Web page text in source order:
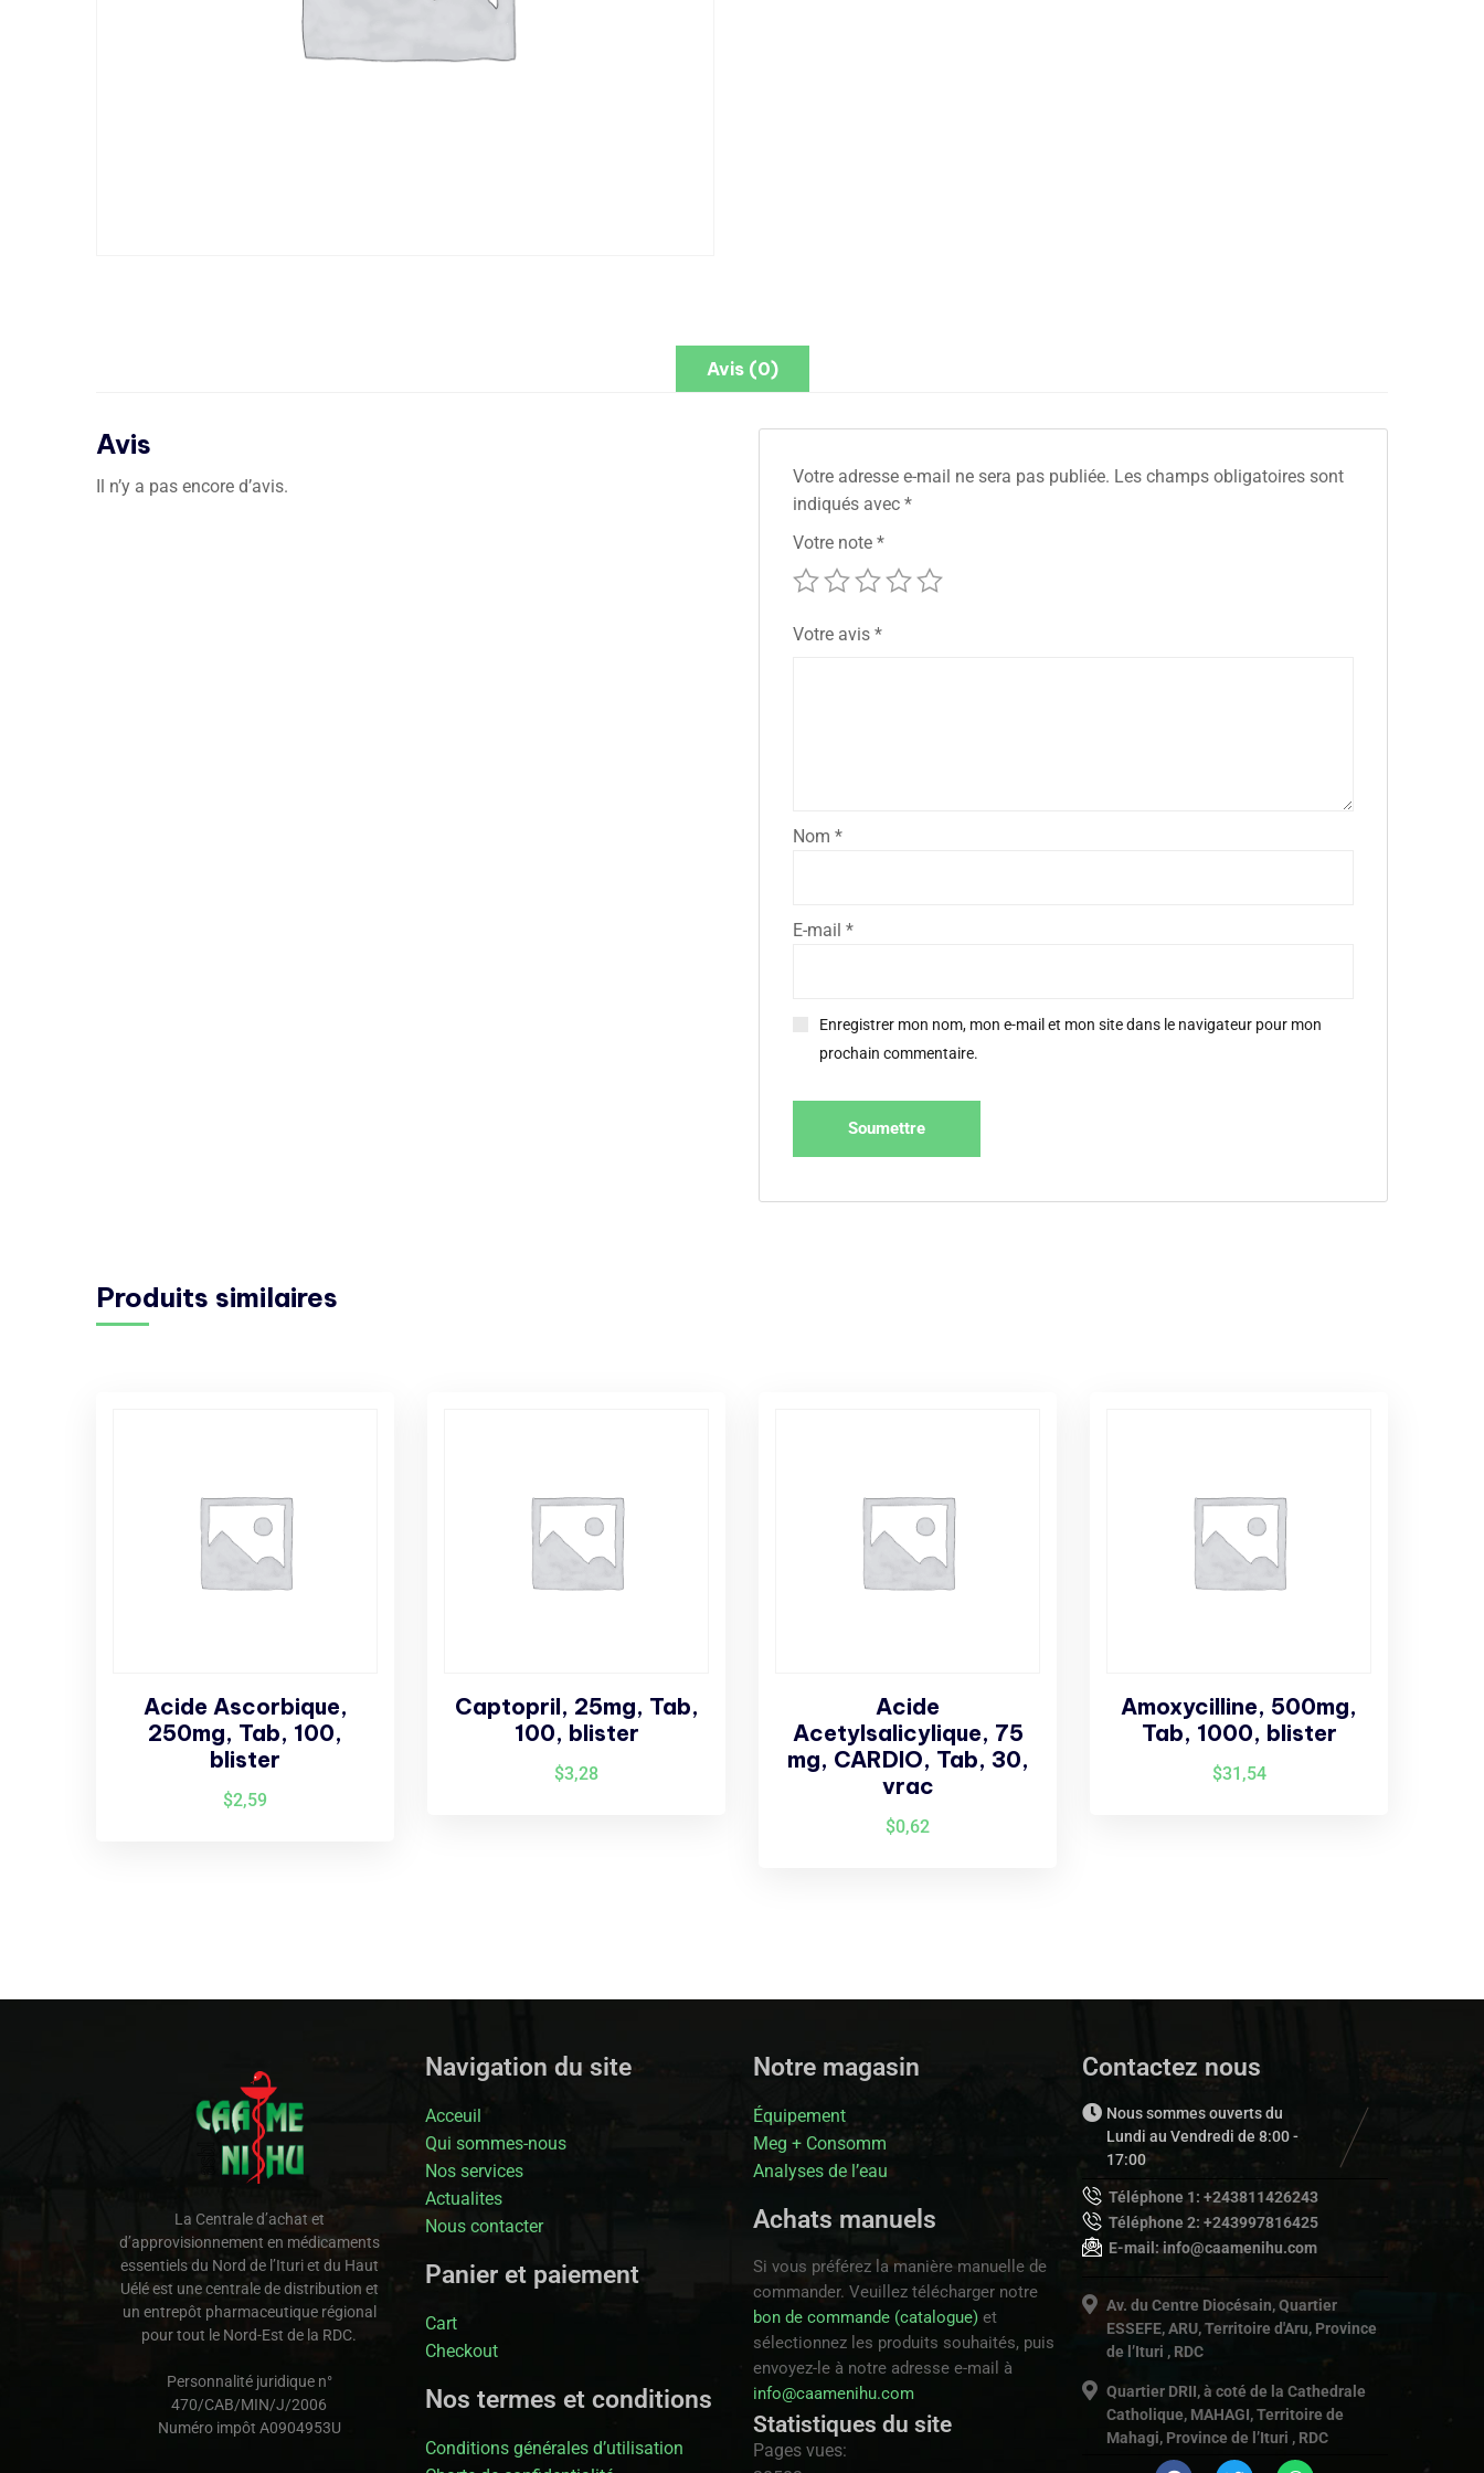
Avis (0)
Avis
Il n’y a pas encore d’avis. Votre adresse e-mail ne sera pas publiée. Les champs obligatoires sont
indiqués avec *
Votre note *
Votre avis *
Nom *
E-mail *
Enregistrer mon nom, mon e-mail et mon site dans le navigateur pour mon
prochain commentaire.
Produits similaires
Acide Ascorbique,
250mg, Tab, 100,
blister
$2,59
Captopril, 25mg, Tab,
100, blister
$3,28
Acide
Acetylsalicylique, 75
mg, CARDIO, Tab, 30,
vrac
$0,62
Amoxycilline, 500mg,
Tab, 1000, blister
$31,54
La Centrale d’achat et
d’approvisionnement en médicaments
essentiels du Nord de l’Ituri et du Haut
Uélé est une centrale de distribution et
un entrepôt pharmaceutique régional
pour tout le Nord-Est de la RDC.
Personnalité juridique n°
470/CAB/MIN/J/2006
Numéro impôt A0904953U
Navigation du site
Acceuil
Qui sommes-nous
Nos services
Actualites
Nous contacter
Panier et paiement
Cart
Checkout
Nos termes et conditions
Conditions générales d’utilisation
Notre magasin
Équipement
Meg + Consomm
Analyses de l’eau
Achats manuels
Si vous préférez la manière manuelle de
commander. Veuillez télécharger notre
bon de commande (catalogue) et
sélectionnez les produits souhaités, puis
envoyez-le à notre adresse e-mail à
info@caamenihu.com
Statistiques du site
Pages vues:
Contactez nous
Nous sommes ouverts du
Lundi au Vendredi de 8:00 -
17:00
Téléphone 1: +243811426243
Téléphone 2: +243997816425
E-mail: info@caamenihu.com
Av. du Centre Diocésain, Quartier
ESSEFE, ARU, Territoire d'Aru, Province
de l’Ituri , RDC
Quartier DRII, à coté de la Cathedrale
Catholique, MAHAGI, Territoire de
Mahagi, Province de l’Ituri , RDC